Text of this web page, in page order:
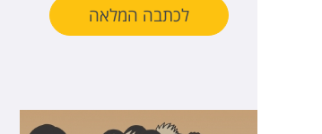
לכתבה המלאה